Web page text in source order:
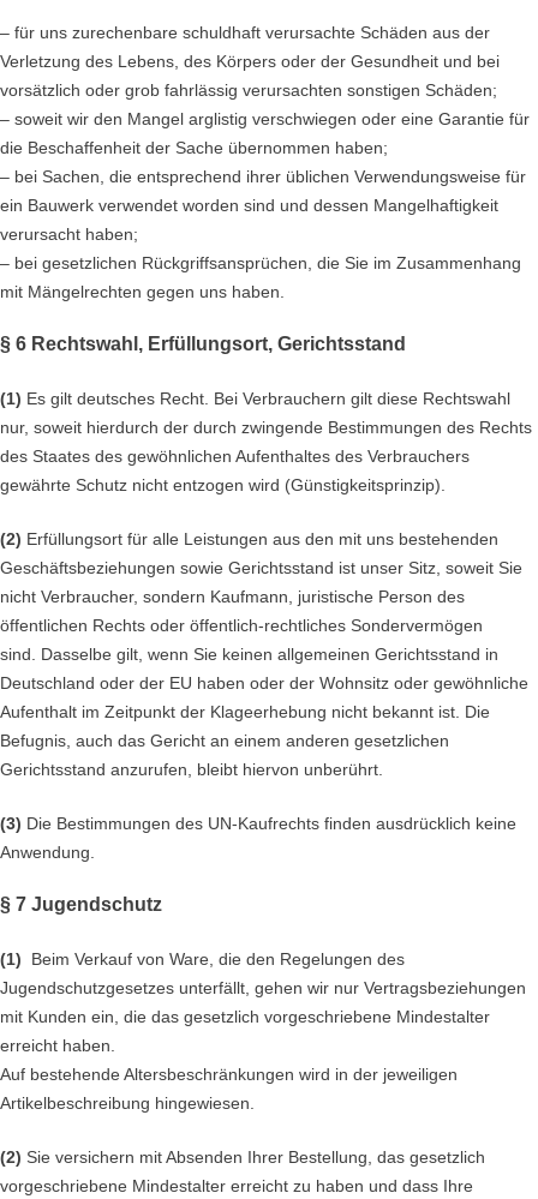
– für uns zurechenbare schuldhaft verursachte Schäden aus der
Verletzung des Lebens, des Körpers oder der Gesundheit und bei
vorsätzlich oder grob fahrlässig verursachten sonstigen Schäden;
– soweit wir den Mangel arglistig verschwiegen oder eine Garantie für
die Beschaffenheit der Sache übernommen haben;
– bei Sachen, die entsprechend ihrer üblichen Verwendungsweise für
ein Bauwerk verwendet worden sind und dessen Mangelhaftigkeit
verursacht haben;
– bei gesetzlichen Rückgriffsansprüchen, die Sie im Zusammenhang
mit Mängelrechten gegen uns haben.
§ 6 Rechtswahl, Erfüllungsort, Gerichtsstand
(1) Es gilt deutsches Recht. Bei Verbrauchern gilt diese Rechtswahl
nur, soweit hierdurch der durch zwingende Bestimmungen des Rechts
des Staates des gewöhnlichen Aufenthaltes des Verbrauchers
gewährte Schutz nicht entzogen wird (Günstigkeitsprinzip).
(2) Erfüllungsort für alle Leistungen aus den mit uns bestehenden
Geschäftsbeziehungen sowie Gerichtsstand ist unser Sitz, soweit Sie
nicht Verbraucher, sondern Kaufmann, juristische Person des
öffentlichen Rechts oder öffentlich-rechtliches Sondervermögen
sind. Dasselbe gilt, wenn Sie keinen allgemeinen Gerichtsstand in
Deutschland oder der EU haben oder der Wohnsitz oder gewöhnliche
Aufenthalt im Zeitpunkt der Klageerhebung nicht bekannt ist. Die
Befugnis, auch das Gericht an einem anderen gesetzlichen
Gerichtsstand anzurufen, bleibt hiervon unberührt.
(3) Die Bestimmungen des UN-Kaufrechts finden ausdrücklich keine
Anwendung.
§ 7 Jugendschutz
(1) Beim Verkauf von Ware, die den Regelungen des
Jugendschutzgesetzes unterfällt, gehen wir nur Vertragsbeziehungen
mit Kunden ein, die das gesetzlich vorgeschriebene Mindestalter
erreicht haben.
Auf bestehende Altersbeschränkungen wird in der jeweiligen
Artikelbeschreibung hingewiesen.
(2) Sie versichern mit Absenden Ihrer Bestellung, das gesetzlich
vorgeschriebene Mindestalter erreicht zu haben und dass Ihre